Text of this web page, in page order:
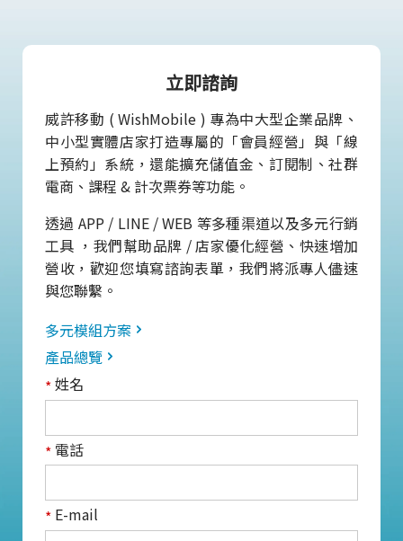
立即諮詢
威許移動 ( WishMobile ) 專為中大型企業品牌、
中小型實體店家打造專屬的「會員經營」與「線
上預約」系統，還能擴充儲值金、訂閱制、社群
電商、課程 & 計次票券等功能。
透過 APP / LINE / WEB 等多種渠道以及多元行銷
工具 ，我們幫助品牌 / 店家優化經營、快速增加
營收，歡迎您填寫諮詢表單，我們將派專人儘速
與您聯繫。
多元模組方案
產品總覽
*姓名
* 電話
* E-mail